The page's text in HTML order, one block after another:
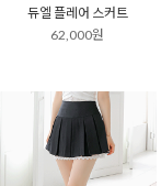
듀엘 플레어 스커트
62,000원